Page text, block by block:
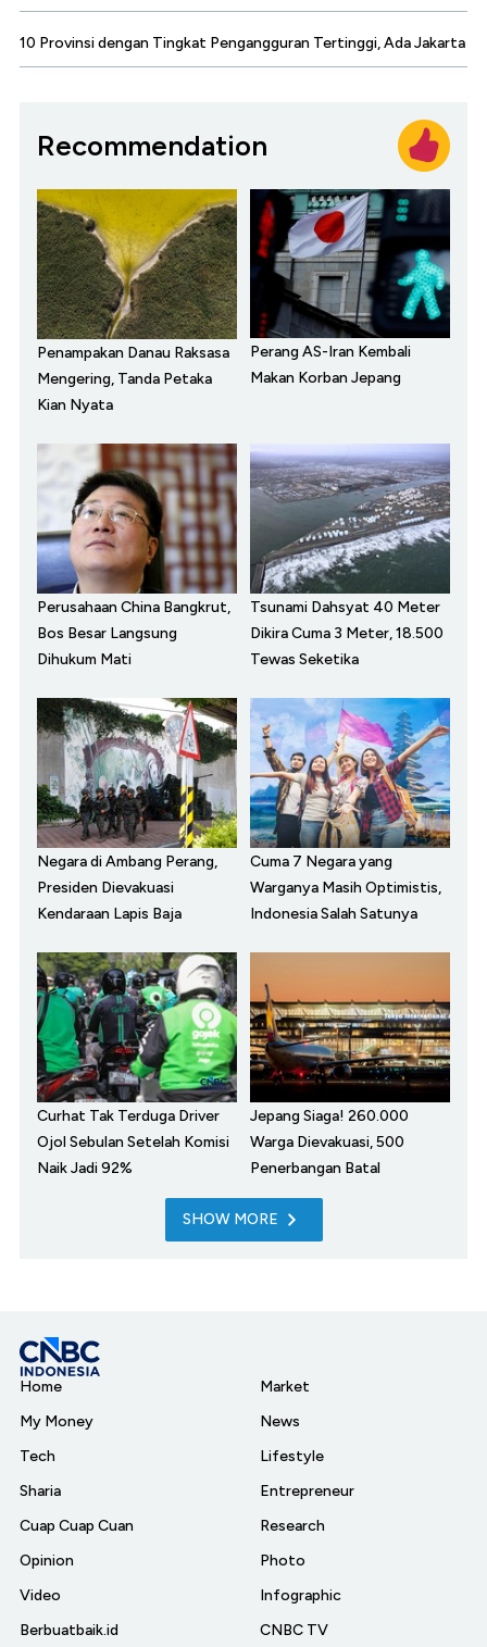
10 Provinsi dengan Tingkat Pengangguran Tertinggi, Ada Jakarta
Recommendation
Penampakan Danau Raksasa
Mengering, Tanda Petaka
Kian Nyata
Perang AS-Iran Kembali
Makan Korban Jepang
Perusahaan China Bangkrut,
Bos Besar Langsung
Dihukum Mati
Tsunami Dahsyat 40 Meter
Dikira Cuma 3 Meter, 18.500
Tewas Seketika
Negara di Ambang Perang,
Presiden Dievakuasi
Kendaraan Lapis Baja
Cuma 7 Negara yang
Warganya Masih Optimistis,
Indonesia Salah Satunya
Curhat Tak Terduga Driver
Ojol Sebulan Setelah Komisi
Naik Jadi 92%
Jepang Siaga! 260.000
Warga Dievakuasi, 500
Penerbangan Batal
SHOW MORE
Home
My Money
Tech
Sharia
Cuap Cuap Cuan
Opinion
Video
Berbuatbaik.id
Market
News
Lifestyle
Entrepreneur
Research
Photo
Infographic
CNBC TV